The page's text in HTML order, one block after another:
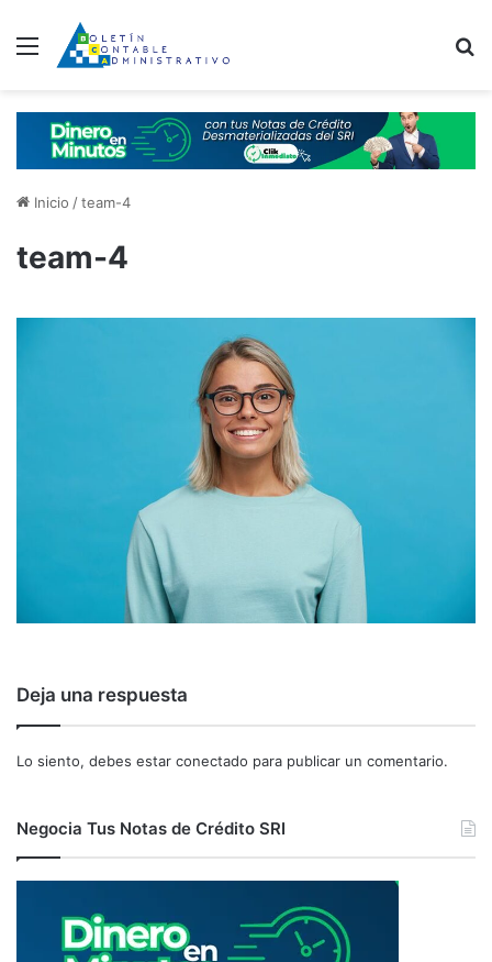
Menú
Inicio /team-4
team-4
Deja una respuesta
Lo siento, debes estar conectado para publicar un comentario.
Negocia Tus Notas de Crédito SRI